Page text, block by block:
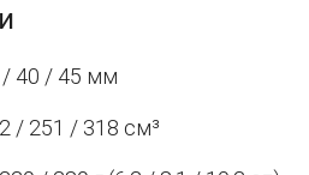
40 / 45 мм
/ 251 / 318 см³